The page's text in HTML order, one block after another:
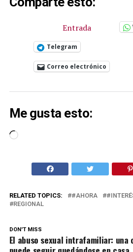
Entrada
Telegram
Correo electrónico
Me gusta esto:
Cargando...
RELATED TOPICS: #AHORA
REGIONAL
DON'T MISS
El abuso sexual intrafamiliar: una